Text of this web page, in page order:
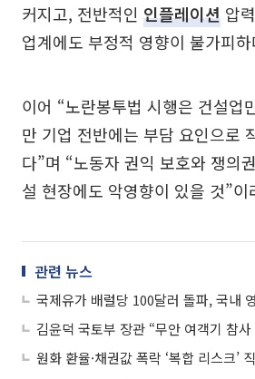
커지고, 전반적인 인플레이션 압
업계에도 부정적 영향이 불가피
이어 “노란봉투법 시행은 건설업
만 기업 전반에는 부담 요인으로
다”며 “노동자 권익 보호와 쟁의
설 현장에도 악영향이 있을 것”이
관련 뉴스
국제유가 배럴당 100달러 돌파, 국내
원화 환율·채권값 폭락 ‘복합 리스크’